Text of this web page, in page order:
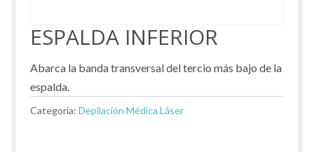
ESPALDA INFERIOR
Abarca la banda transversal del tercio más bajo de la
espalda.
Categoría: Depilación Médica Láser